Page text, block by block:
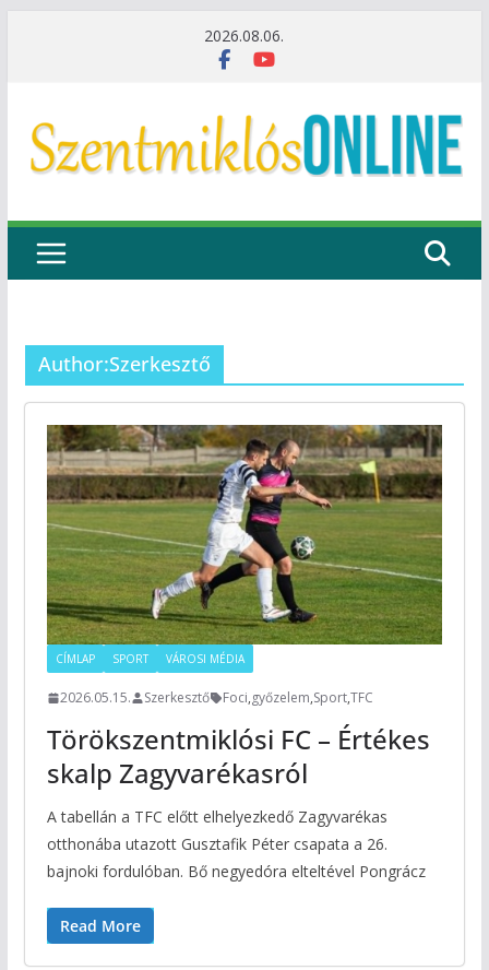
2026.08.06.
Author:Szerkesztő
CÍMLAP SPORT VÁROSI MÉDIA
2026.05.15. Szerkesztő Foci,győzelem,Sport,TFC
Törökszentmiklósi FC – Értékes
skalp Zagyvarékasról
A tabellán a TFC előtt elhelyezkedő Zagyvarékas
otthonába utazott Gusztafik Péter csapata a 26.
bajnoki fordulóban. Bő negyedóra elteltével Pongrácz
Read More